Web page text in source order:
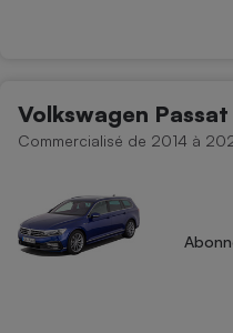
Volkswagen
Commercialisé de 2014 à